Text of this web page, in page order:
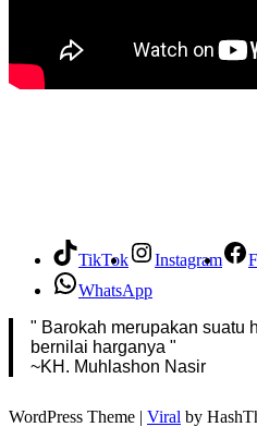
TikTok Instagram
WhatsApp
" Barokah merupakan suatu
bernilai harganya "
~KH. Muhlashon Nasir
WordPress Theme | Viral by